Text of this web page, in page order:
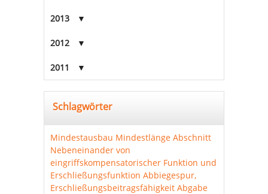
2013
2012
2011
Schlagwörter
Mindestausbau Mindestlänge Abschnitt
Nebeneinander von
eingriffskompensatorischer Funktion und
Erschließungsfunktion Abbiegespur,
Erschließungsbeitragsfähigkeit Abgabe